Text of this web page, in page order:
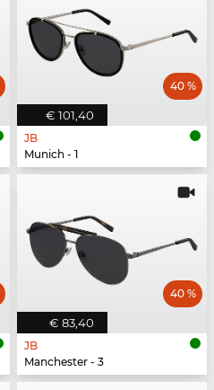
€ 101,40
40 %
JB
Munich - 1
€ 83,40
40 %
JB
Manchester - 3